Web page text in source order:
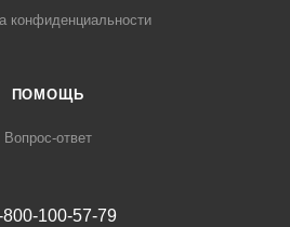
конфиденциальности
ПОМОЩЬ
Вопрос-ответ
800-100-57-79